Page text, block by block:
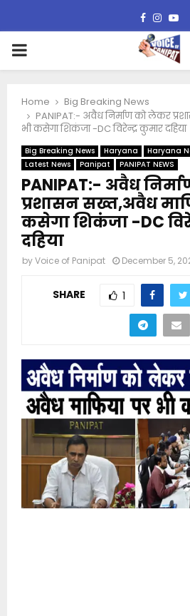
Facebook
PRIMARY
Home
Big Breaking News
PANIPAT:- अवैध निर्माण को लेकर
भी कसेगा शिकंजा -DC विरेन्द्र कुमार दहिया
Big Breaking News Haryana Haryana
Latest News
Panipat PANIPAT NEWS
PANIPAT:- अवैध
प्रशासन सख्त,अवैध
कसेगा शिकंजा -DC
दहिया
byVoice of Panipat December 5,
SHARE 1